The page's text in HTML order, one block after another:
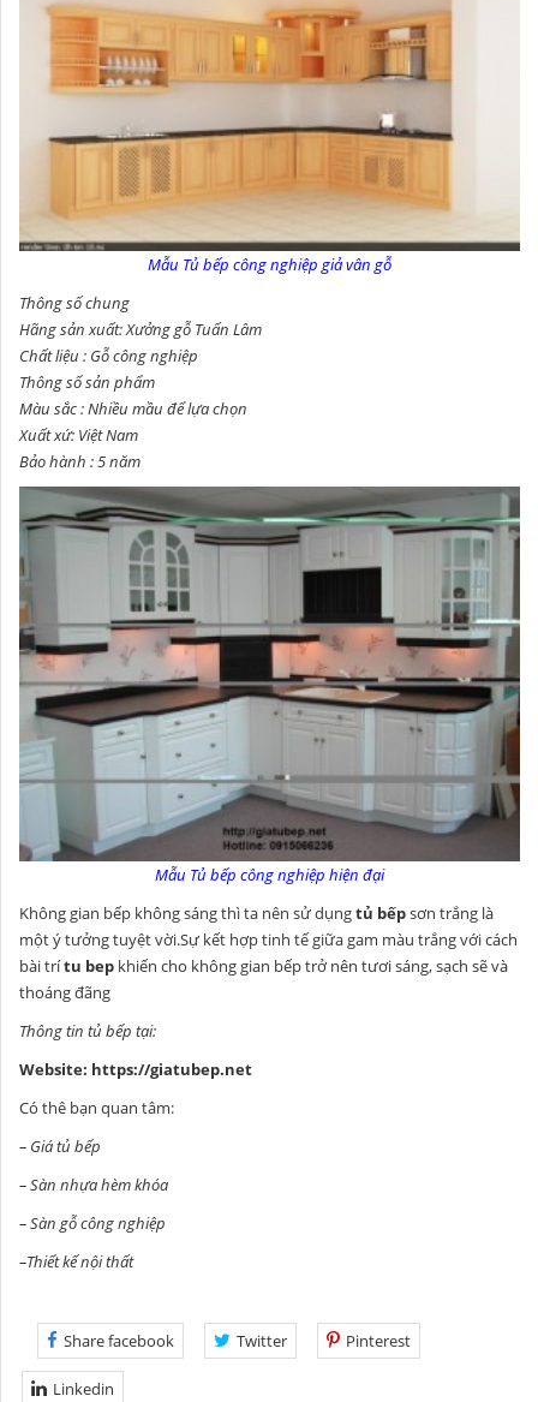
Mẫu Tủ bếp công nghiệp giả vân gỗ
Thông số chung
Hãng sản xuất: Xưởng gỗ Tuấn Lâm
Chất liệu : Gỗ công nghiệp
Thông số sản phẩm
Màu sắc : Nhiều mầu để lựa chọn
Xuất xứ: Việt Nam
Bảo hành : 5 năm
Mẫu Tủ bếp công nghiệp hiện đại
Không gian bếp không sáng thì ta nên sử dụngtủ bếpsơn trắng là
một ý tưởng tuyệt vời.Sự kết hợp tinh tế giữa gam màu trắng với cách
bài trítu bep khiến cho không gian bếp trở nên tươi sáng, sạch sẽ và
thoáng đãng
Thông tin tủ bếp tại:
Website: https://giatubep.net
Có thê bạn quan tâm:
– Giá tủ bếp
–Sàn nhựa hèm khóa
–Sàn gỗ công nghiệp
–Thiết kế nội thất
Share facebook Twitter Pinterest
Linkedin